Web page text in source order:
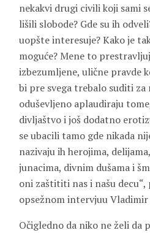
nekakvi drugi civili koji sami
lišili slobode? Gde su ih
uopšte interesuje? Kako je
moguće? Mene to
izbezumljene, ulične pravde
bi pre svega trebalo suditi
oduševljeno aplaudiraju
divljaštvo i još dodatno
se ubacili tamo gde nikada
nazivaju ih herojima,
junacima, divnim dušama i
oni zaštititi nas i našu decu“,
opsežnom intervjuu Vladimir
Očigledno da niko ne želi da